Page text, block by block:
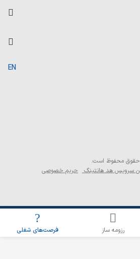
جستجو فعال کنید
EN
محفوظ است.
سرویس هد هانتینگ حریم خصوصی
رزومه ساز فرصت‌های شغلی